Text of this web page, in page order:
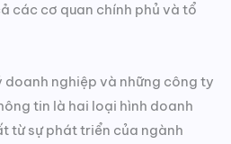
các cơ quan chính phủ và tổ
doanh nghiệp và những công ty
tin là hai loại hình doanh
từ sự phát triển của ngành